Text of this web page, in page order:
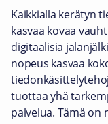
Kaikkialla kerätyn
kasvaa kovaa
digitaalisia
nopeus kasvaa
tuottaa yhä
palvelua. Tämä on